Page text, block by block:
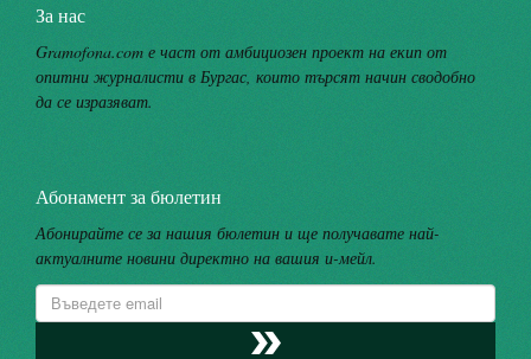
За нас
Gramofona.com е част от амбициозен проект на екип от
опитни журналисти в Бургас, които търсят начин сводобно
да се изразяват.
Абонамент за бюлетин
Абонирайте се за нашия бюлетин и ще получавате най-
актуалните новини директно на вашия и-мейл.